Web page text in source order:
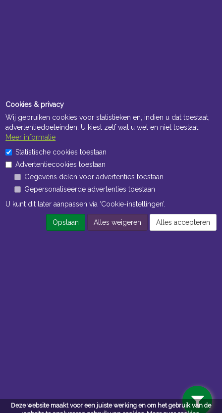
Deze website maakt voor een juiste werking en om het gebruik van de
Privacy
Cookies & privacy
Wij gebruiken cookies voor statistieken en, indien u dat toestaat,
advertentiedoeleinden. U kiest zelf wat u wel en niet toestaat.
Meer informatie
Statistische cookies toestaan
Advertentiecookies toestaan
Gegevens delen voor advertenties toestaan
Gepersonaliseerde advertenties toestaan
U kunt dit later aanpassen via ‘Cookie-instellingen’.
Opslaan Alles weigeren Alles accepteren